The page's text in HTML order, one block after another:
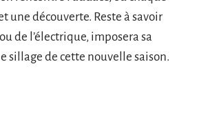
une découverte. Reste à savoir
de l’électrique, imposera sa
sillage de cette nouvelle saison.